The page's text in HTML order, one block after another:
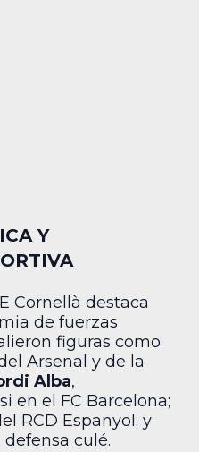
Y
Cornellà destaca
de fuerzas
figuras como
Arsenal y de la
Alba,
en el FC Barcelona;
RCD Espanyol; y
defensa culé.